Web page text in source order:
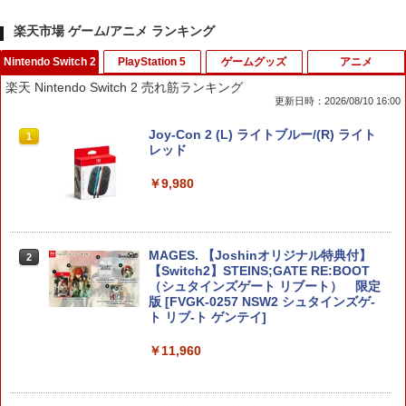
楽天市場 ゲーム/アニメ ランキング
Nintendo Switch 2
楽天 Nintendo Switch 2 売れ筋ランキング
更新日時：2026/08/10 16:00
1
Joy-Con 2 (L) ライトブルー/(R) ライト
レッド
￥9,980
2
MAGES. 【Joshinオリジナル特典付】
【Switch2】STEINS;GATE RE:BOOT
（シュタインズゲート リブート） 限定
版 [FVGK-0257 NSW2 シュタインズゲ-
ト リブ-ト ゲンテイ]
￥11,960
PlayStation 5 ゲームグッズ アニメ